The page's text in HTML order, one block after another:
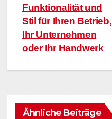
Funktionalität und
Stil für Ihren Betrieb,
Ihr Unternehmen
oder Ihr Handwerk
Ähnliche Beiträge